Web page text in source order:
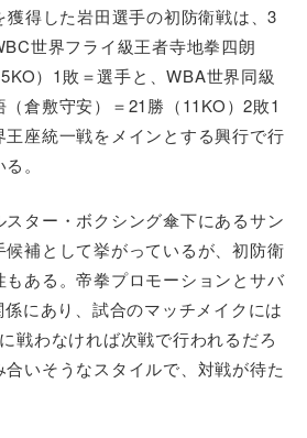
得した岩田選手の初防衛戦は、3
世界フライ級王者寺地拳四朗
）1敗＝選手と、WBA世界同級
倉敷守安）＝21勝（11KO）2敗1
座統一戦をメインとする興行で行
。
スター・ボクシング傘下にあるサン
補として挙がっているが、初防衛
ある。帝拳プロモーションとサバ
にあり、試合のマッチメイクには
戦わなければ次戦で行われるだろ
いそうなスタイルで、対戦が待た